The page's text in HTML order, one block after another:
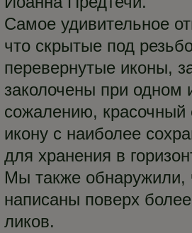
Самое удивительное
что скрытые под
перевернутые иконы,
заколочены при одном
сожалению, красочный
икону с наиболее
для хранения в
Мы также обнаружили,
написаны поверх
ликов.